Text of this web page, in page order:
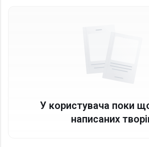
У користувача поки
написаних